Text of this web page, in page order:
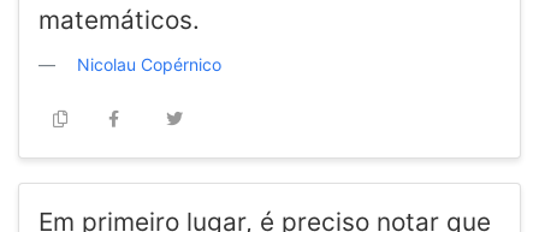
matemáticos.
Nicolau Copérnico
Em primeiro lugar, é preciso notar que